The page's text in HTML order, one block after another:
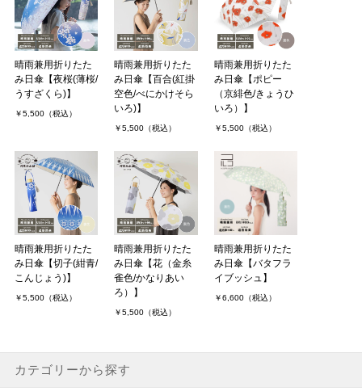
晴雨兼用折りたた
み日傘【夜桜(薄桜/
うすざくら)】
￥5,500（税込）
晴雨兼用折りたた
み日傘【百合(紅掛
空色/べにかけそら
いろ)】
￥5,500（税込）
晴雨兼用折りたた
み日傘【ポピー
（京緋色/きょうひ
いろ）】
￥5,500（税込）
晴雨兼用折りたた
み日傘【切子(紺青/
こんじょう)】
￥5,500（税込）
晴雨兼用折りたた
み日傘【花（金糸
雀色/かなりあい
ろ）】
￥5,500（税込）
晴雨兼用折りたた
み日傘【バタフラ
イブッシュ】
￥6,600（税込）
カテゴリーから探す